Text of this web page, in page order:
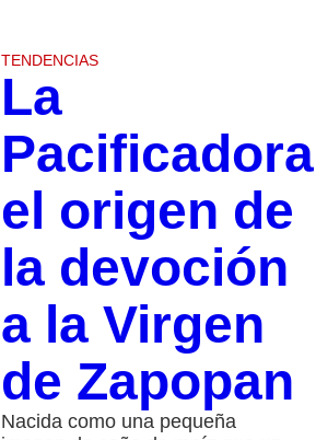
TENDENCIAS
La
el origen de
la devoción
a la Virgen
de Zapopan
Nacida como una pequeña